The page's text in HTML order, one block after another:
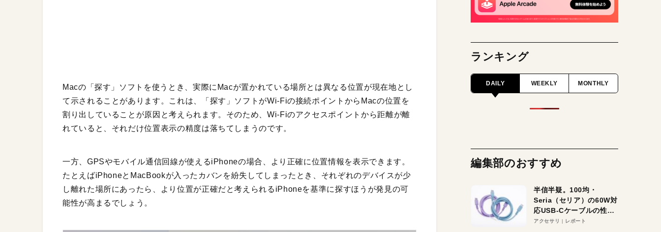
Macの「探す」ソフトを使うとき、実際にMacが置かれている場所とは異なる位置が現在地とし
て示されることがあります。これは、「探す」ソフトがWi-Fiの接続ポイントからMacの位置を
割り出していることが原因と考えられます。そのため、Wi-Fiのアクセスポイントから距離が離
れていると、それだけ位置表示の精度は落ちてしまうのです。
一方、GPSやモバイル通信回線が使えるiPhoneの場合、より正確に位置情報を表示できます。
たとえばiPhoneとMacBookが入ったカバンを紛失してしまったとき、それぞれのデバイスが少
し離れた場所にあったら、より位置が正確だと考えられるiPhoneを基準に探すほうが発見の可
能性が高まるでしょう。
ランキング
DAILY WEEKLY MONTHLY
編集部のおすすめ
半信半疑。100均・
Seria（セリア）の60W対
応USB-Cケーブルの性能
を検証。超コスパの1本を
アクセサリ レポート